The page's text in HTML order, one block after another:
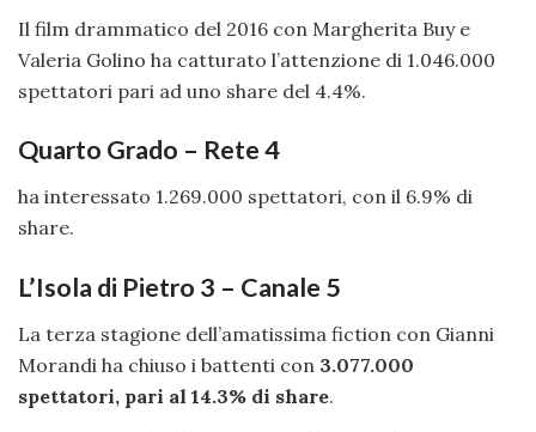
Il film drammatico del 2016 con Margherita Buy e
Valeria Golino ha catturato l’attenzione di 1.046.000
spettatori pari ad uno share del 4.4%.
Quarto Grado – Rete 4
ha interessato 1.269.000 spettatori, con il 6.9% di
share.
L’Isola di Pietro 3 – Canale 5
La terza stagione dell’amatissima fiction con Gianni
Morandi ha chiuso i battenti con 3.077.000
spettatori, pari al 14.3% di share.